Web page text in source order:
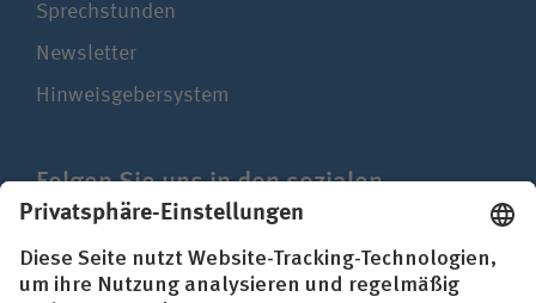
Sprechstunden
Newsletter
Hinweisgebersystem
Folgen Sie uns in den sozialen
Netzwerken